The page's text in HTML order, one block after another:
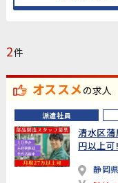
2件
オススメの求人
派遣社員
清水区蒲
円以上可
静岡